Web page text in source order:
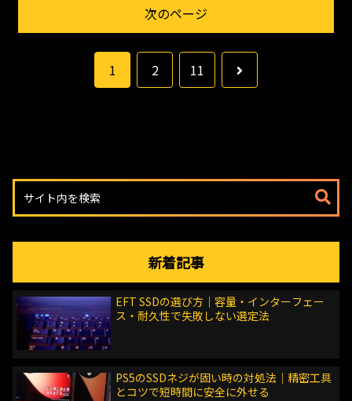
次のページ
1 2 11
次
新着記事
EFT SSDの選び方｜容量・インターフェー
ス・耐久性で失敗しない選定法
PS5のSSDネジが固い時の対処法｜精密工具
とコツで短時間に安全に外せる